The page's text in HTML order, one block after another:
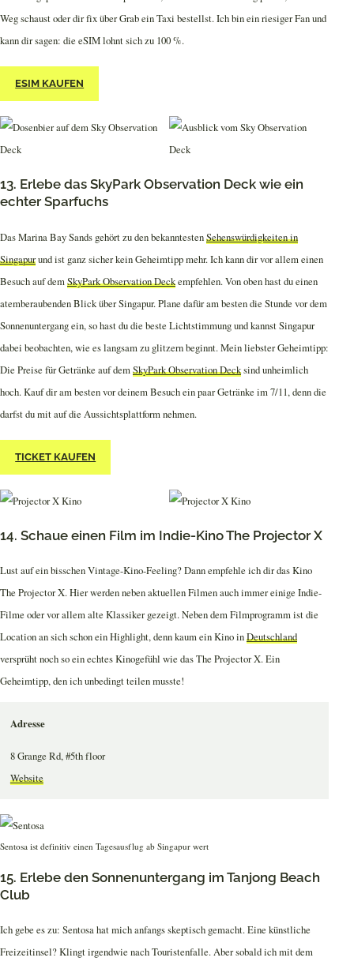
Weg schaust oder dir fix über Grab ein Taxi bestellst. Ich bin ein riesiger Fan und
kann dir sagen: die eSIM lohnt sich zu 100 %.
ESIM KAUFEN
13. Erlebe das SkyPark Observation Deck wie ein
echter Sparfuchs
Das Marina Bay Sands gehört zu den bekanntestenSehenswürdigkeiten in
Singapurund ist ganz sicher kein Geheimtipp mehr. Ich kann dir vor allem einen
Besuch auf demSkyPark Observation Deckempfehlen. Von oben hast du einen
atemberaubenden Blick über Singapur. Plane dafür am besten die Stunde vor dem
Sonnenuntergang ein, so hast du die beste Lichtstimmung und kannst Singapur
dabei beobachten, wie es langsam zu glitzern beginnt. Mein liebster Geheimtipp:
Die Preise für Getränke auf demSkyPark Observation Decksind unheimlich
hoch. Kauf dir am besten vor deinem Besuch ein paar Getränke im 7/11, denn die
darfst du mit auf die Aussichtsplattform nehmen.
TICKET KAUFEN
14. Schaue einen Film im Indie-Kino The Projector X
Lust auf ein bisschen Vintage-Kino-Feeling? Dann empfehle ich dir das Kino
The Projector X. Hier werden neben aktuellen Filmen auch immer einige Indie-
Filme oder vor allem alte Klassiker gezeigt. Neben dem Filmprogramm ist die
Location an sich schon ein Highlight, denn kaum ein Kino inDeutschland
versprüht noch so ein echtes Kinogefühl wie das The Projector X. Ein
Geheimtipp, den ich unbedingt teilen musste!
Adresse
8 Grange Rd, #5th floor
Website
Sentosa ist definitiv einen Tagesausflug ab Singapur wert
15. Erlebe den Sonnenuntergang im Tanjong Beach
Club
Ich gebe es zu: Sentosa hat mich anfangs skeptisch gemacht. Eine künstliche
Freizeitinsel? Klingt irgendwie nach Touristenfalle. Aber sobald ich mit dem